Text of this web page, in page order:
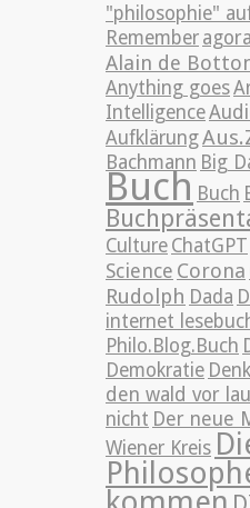
"philosophie"
Remember
Alain de
Anything goes
Intelligence
Aufklärung
Bachmann Big
Buch Buch
Culture ChatGPT
Science Corona
Rudolph Dada
internet
Philo.Blog.Buch
Demokratie
den wald vor
nicht Der neue
Wiener Kreis